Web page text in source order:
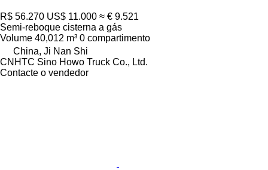
R$ 56.270 US$ 11.000 ≈ € 9.521
Semi-reboque cisterna a gás
Volume 40,012 m³ 0 compartimento
China, Ji Nan Shi
CNHTC Sino Howo Truck Co., Ltd.
Contacte o vendedor